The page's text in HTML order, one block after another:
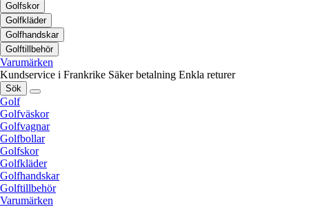
Golfskor
Golfkläder
Golfhandskar
Golftillbehör
Varumärken
Kundservice i Frankrike Säker betalning Enkla returer
Sök
Golf
Golfväskor
Golfvagnar
Golfbollar
Golfskor
Golfkläder
Golfhandskar
Golftillbehör
Varumärken